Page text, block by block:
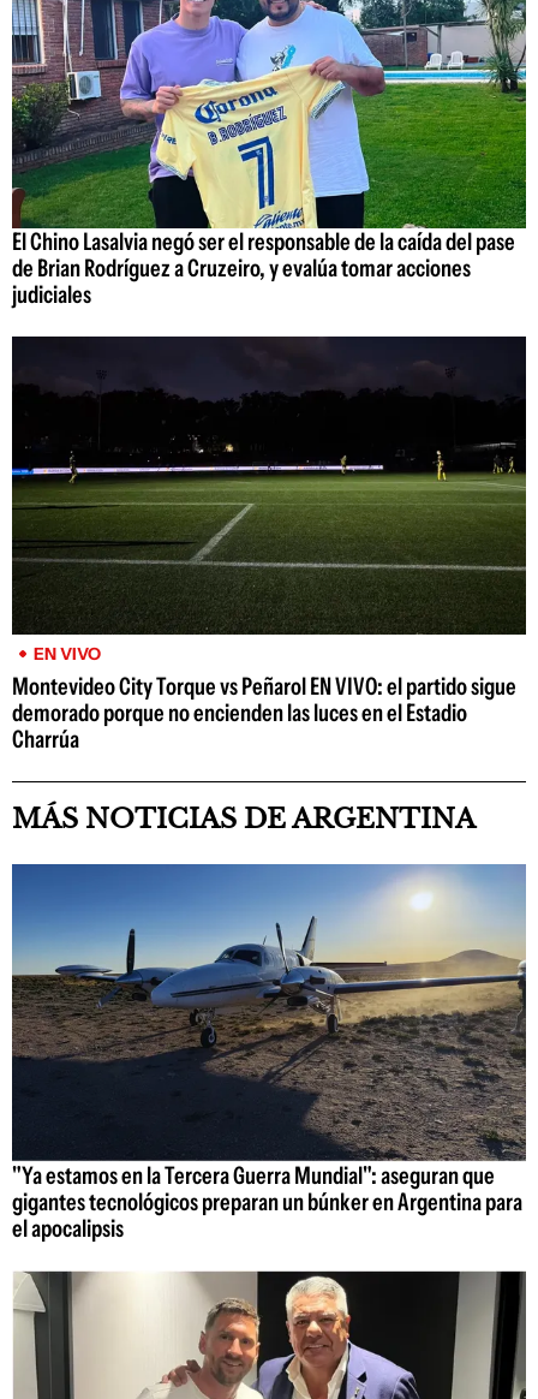
El Chino Lasalvia negó ser el responsable de la caída del pase
de Brian Rodríguez a Cruzeiro, y evalúa tomar acciones
judiciales
EN VIVO
Montevideo City Torque vs Peñarol EN VIVO: el partido sigue
demorado porque no encienden las luces en el Estadio
Charrúa
MÁS NOTICIAS DE ARGENTINA
"Ya estamos en la Tercera Guerra Mundial": aseguran que
gigantes tecnológicos preparan un búnker en Argentina para
el apocalipsis